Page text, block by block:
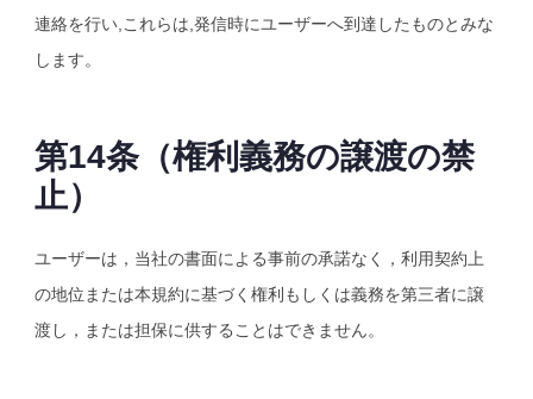
連絡を行い,これらは,発信時にユーザーへ到達したものとみな
します。
第14条（権利義務の譲渡の禁
止）
ユーザーは，当社の書面による事前の承諾なく，利用契約上
の地位または本規約に基づく権利もしくは義務を第三者に譲
渡し，または担保に供することはできません。